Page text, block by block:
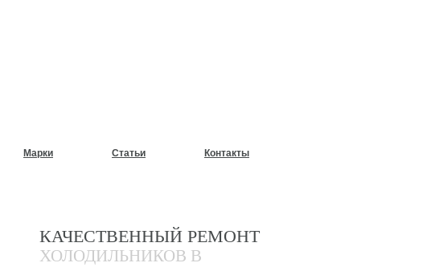
Марки Статьи Контакты
КАЧЕСТВЕННЫЙ РЕМОНТ
ХОЛОДИЛЬНИКОВ В